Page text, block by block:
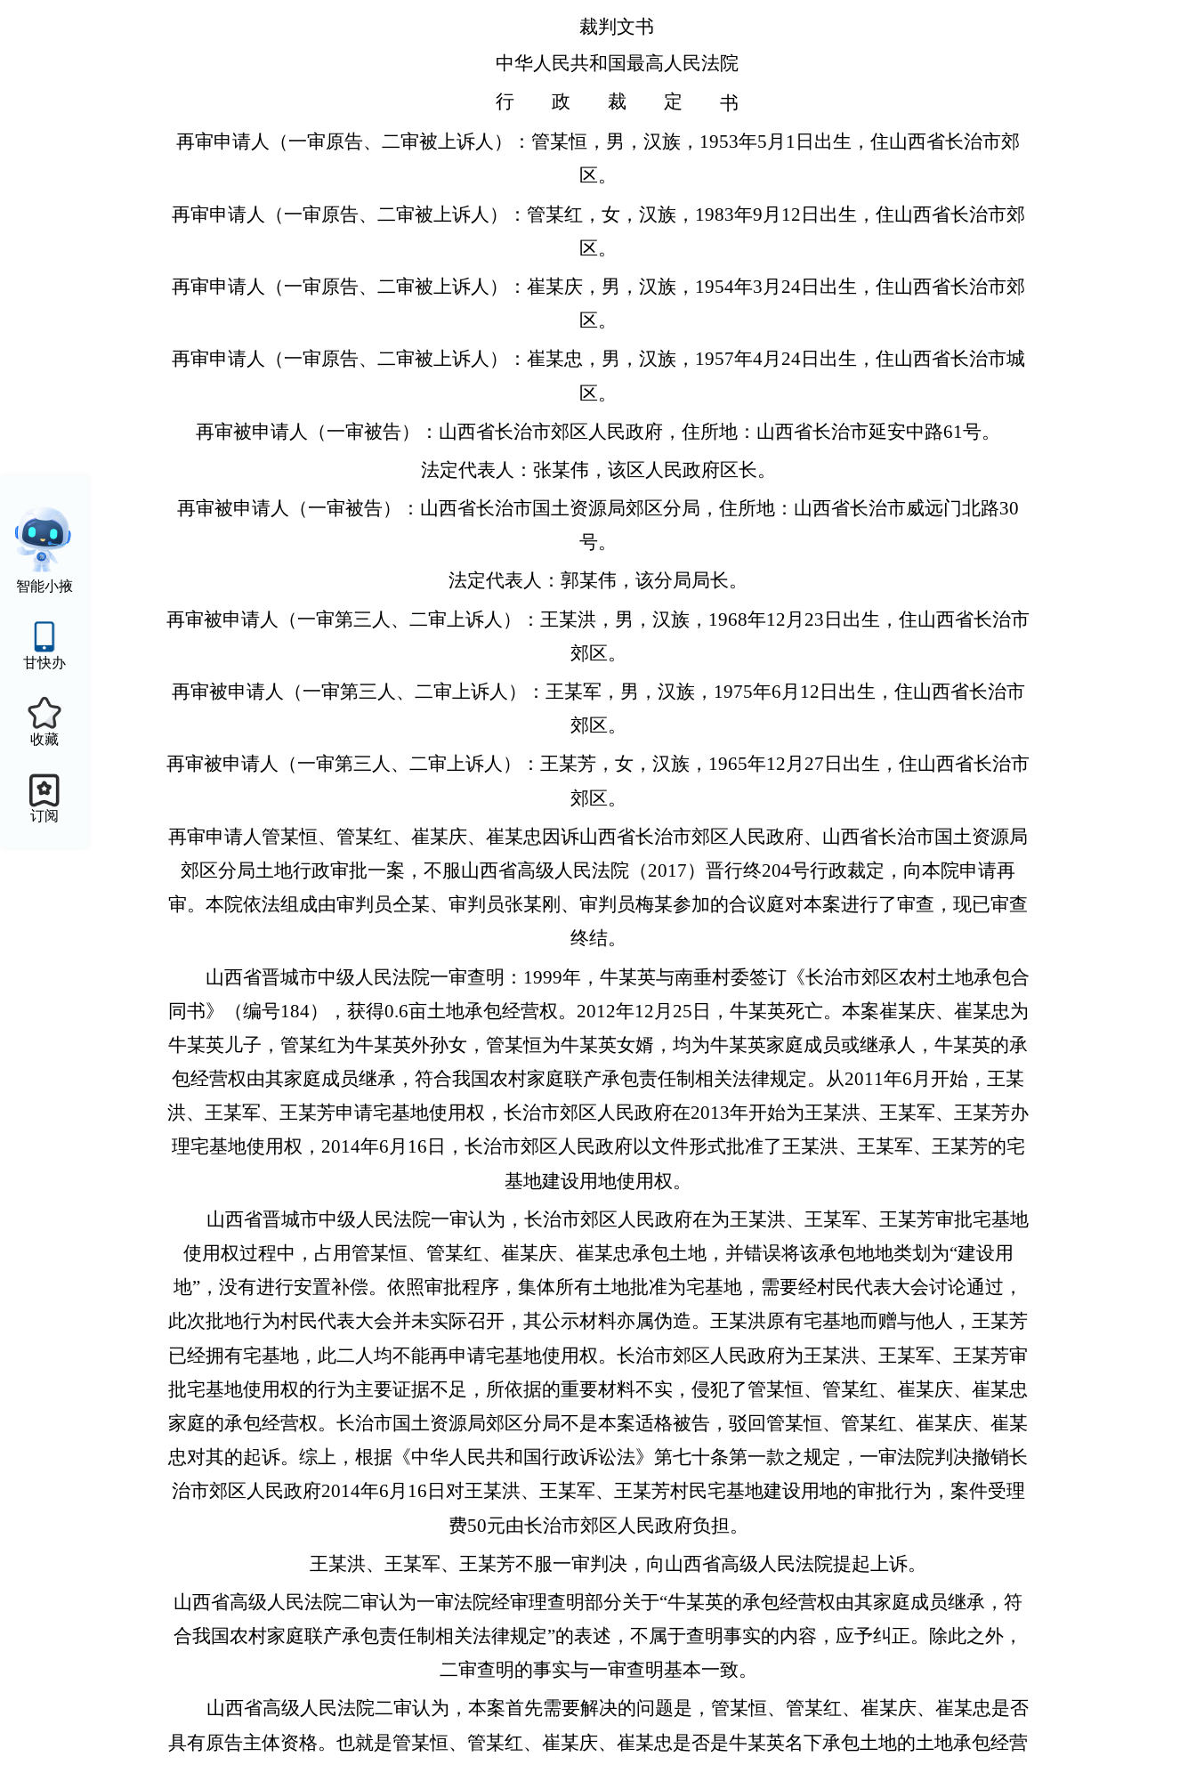
智能小掖
甘快办
收藏
订阅
裁判文书
中华人民共和国最高人民法院
行 政 裁 定
书
再审申请人（一审原告、二审被上诉人）：管某恒，男，汉族，1953年5月1日出生，住山西省长治市郊
区。
再审申请人（一审原告、二审被上诉人）：管某红，女，汉族，1983年9月12日出生，住山西省长治市郊
区。
再审申请人（一审原告、二审被上诉人）：崔某庆，男，汉族，1954年3月24日出生，住山西省长治市郊
区。
再审申请人（一审原告、二审被上诉人）：崔某忠，男，汉族，1957年4月24日出生，住山西省长治市城
区。
再审被申请人（一审被告）：山西省长治市郊区人民政府，住所地：山西省长治市延安中路61号。
法定代表人：张某伟，该区人民政府区长。
再审被申请人（一审被告）：山西省长治市国土资源局郊区分局，住所地：山西省长治市威远门北路30
号。
法定代表人：郭某伟，该分局局长。
再审被申请人（一审第三人、二审上诉人）：王某洪，男，汉族，1968年12月23日出生，住山西省长治市
郊区。
再审被申请人（一审第三人、二审上诉人）：王某军，男，汉族，1975年6月12日出生，住山西省长治市
郊区。
再审被申请人（一审第三人、二审上诉人）：王某芳，女，汉族，1965年12月27日出生，住山西省长治市
郊区。
再审申请人管某恒、管某红、崔某庆、崔某忠因诉山西省长治市郊区人民政府、山西省长治市国土资源局
郊区分局土地行政审批一案，不服山西省高级人民法院（2017）晋行终204号行政裁定，向本院申请再
审。本院依法组成由审判员仝某、审判员张某刚、审判员梅某参加的合议庭对本案进行了审查，现已审查
终结。
山西省晋城市中级人民法院一审查明：1999年，牛某英与南垂村委签订《长治市郊区农村土地承包合
同书》（编号184），获得0.6亩土地承包经营权。2012年12月25日，牛某英死亡。本案崔某庆、崔某忠为
牛某英儿子，管某红为牛某英外孙女，管某恒为牛某英女婿，均为牛某英家庭成员或继承人，牛某英的承
包经营权由其家庭成员继承，符合我国农村家庭联产承包责任制相关法律规定。从2011年6月开始，王某
洪、王某军、王某芳申请宅基地使用权，长治市郊区人民政府在2013年开始为王某洪、王某军、王某芳办
理宅基地使用权，2014年6月16日，长治市郊区人民政府以文件形式批准了王某洪、王某军、王某芳的宅
基地建设用地使用权。
山西省晋城市中级人民法院一审认为，长治市郊区人民政府在为王某洪、王某军、王某芳审批宅基地
使用权过程中，占用管某恒、管某红、崔某庆、崔某忠承包土地，并错误将该承包地地类划为“建设用
地”，没有进行安置补偿。依照审批程序，集体所有土地批准为宅基地，需要经村民代表大会讨论通过，
此次批地行为村民代表大会并未实际召开，其公示材料亦属伪造。王某洪原有宅基地而赠与他人，王某芳
已经拥有宅基地，此二人均不能再申请宅基地使用权。长治市郊区人民政府为王某洪、王某军、王某芳审
批宅基地使用权的行为主要证据不足，所依据的重要材料不实，侵犯了管某恒、管某红、崔某庆、崔某忠
家庭的承包经营权。长治市国土资源局郊区分局不是本案适格被告，驳回管某恒、管某红、崔某庆、崔某
忠对其的起诉。综上，根据《中华人民共和国行政诉讼法》第七十条第一款之规定，一审法院判决撤销长
治市郊区人民政府2014年6月16日对王某洪、王某军、王某芳村民宅基地建设用地的审批行为，案件受理
费50元由长治市郊区人民政府负担。
王某洪、王某军、王某芳不服一审判决，向山西省高级人民法院提起上诉。
山西省高级人民法院二审认为一审法院经审理查明部分关于“牛某英的承包经营权由其家庭成员继承，符
合我国农村家庭联产承包责任制相关法律规定”的表述，不属于查明事实的内容，应予纠正。除此之外，
二审查明的事实与一审查明基本一致。
山西省高级人民法院二审认为，本案首先需要解决的问题是，管某恒、管某红、崔某庆、崔某忠是否
具有原告主体资格。也就是管某恒、管某红、崔某庆、崔某忠是否是牛某英名下承包土地的土地承包经营